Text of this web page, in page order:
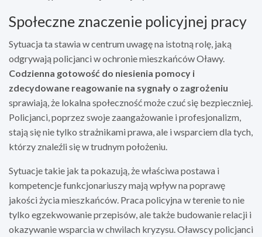
Społeczne znaczenie policyjnej pracy
Sytuacja ta stawia w centrum uwagę na istotną rolę, jaką
odgrywają policjanci w ochronie mieszkańców Oławy.
Codzienna gotowość do niesienia pomocy i
zdecydowane reagowanie na sygnały o zagrożeniu
sprawiają, że lokalna społeczność może czuć się bezpieczniej.
Policjanci, poprzez swoje zaangażowanie i profesjonalizm,
stają się nie tylko strażnikami prawa, ale i wsparciem dla tych,
którzy znaleźli się w trudnym położeniu.
Sytuacje takie jak ta pokazują, że właściwa postawa i
kompetencje funkcjonariuszy mają wpływ na poprawę
jakości życia mieszkańców. Praca policyjna w terenie to nie
tylko egzekwowanie przepisów, ale także budowanie relacji i
okazywanie wsparcia w chwilach kryzysu. Oławscy policjanci